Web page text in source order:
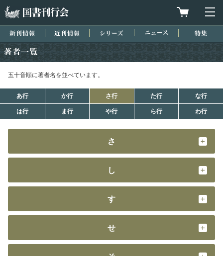
買物カゴを
新刊情報 近刊情報 シリーズ ニュース
五十音順に著者名を並べています。
あ行 か行 さ行 た行 な行
は行 ま行 や行 ら行 わ行
さ
し
す
せ